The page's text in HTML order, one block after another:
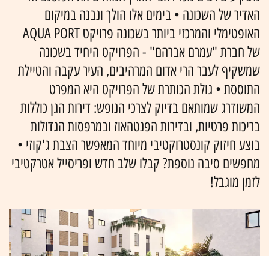
האדיר של השכונה • בימים אלו הולך ונבנה במיקום
האופטימלי והמרכזי ביותר בשכונה פרויקט AQUA PORT
של חברת "עמרם אברהם" - הפרויקט היחיד בשכונה
שמשקיף לעבר הרי אדום המרהיבים, העיר עקבה והטיילת
התוססת • גולת הכותרת של הפרויקט היא המפרט
המשודרג שמותאם בדיוק לצרכי הנופש: דירות הגן כוללות
בריכות פרטיות, ובדירות הפנטהאוז ובמרפסות הגדולות
בוצע חיזוק קונסטרוקטיבי מיוחד המאפשר הצבת ג'קוזי •
מחפשים סיבה נוספת? קבלו שלב חדש ופריסייל אטרקטיבי
לזמן מוגבל!